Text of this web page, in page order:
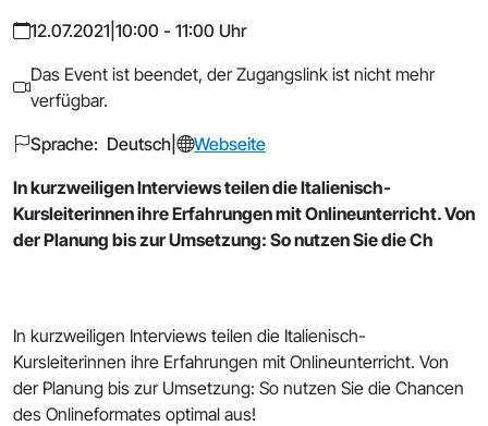
12.07.2021 10:00 - 11:00 Uhr
Das Event ist beendet, der Zugangslink ist nicht mehr
verfügbar.
Sprache: Deutsch
Webseite
In kurzweiligen Interviews teilen die Italienisch-
Kursleiterinnen ihre Erfahrungen mit Onlineunterricht. Von
der Planung bis zur Umsetzung: So nutzen Sie die Ch
In kurzweiligen Interviews teilen die Italienisch-
Kursleiterinnen ihre Erfahrungen mit Onlineunterricht. Von
der Planung bis zur Umsetzung: So nutzen Sie die Chancen
des Onlineformates optimal aus!